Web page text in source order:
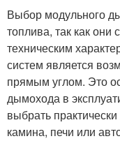
Выбор модульного
топлива, так как
техническим
систем является
прямым углом. Это
дымохода в
выбрать
камина, печи или